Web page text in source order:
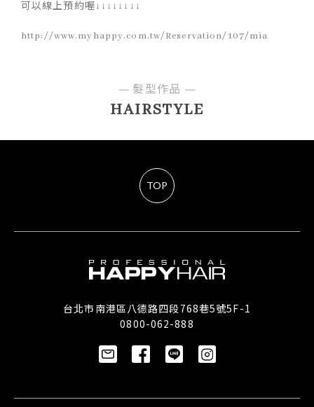
可以線上預約喔↓↓↓↓↓↓↓↓
http://www.myhappy.com.tw/Reservation/107/mia
HAIRSTYLE
髮型作品
TOP
台北市南港區八德路四段768巷5號5F-1
0800-062-888